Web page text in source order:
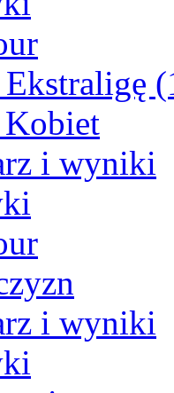
Ekstraligę
i wyniki
i wyniki